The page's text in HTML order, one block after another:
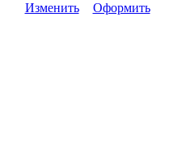
Изменить
Оформить